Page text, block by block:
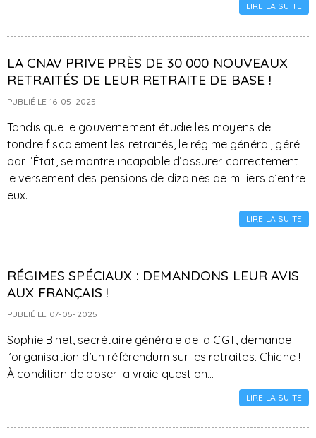
LIRE LA SUITE
LA CNAV PRIVE PRÈS DE 30 000 NOUVEAUX
RETRAITÉS DE LEUR RETRAITE DE BASE !
PUBLIÉ LE 16-05-2025
Tandis que le gouvernement étudie les moyens de
tondre fiscalement les retraités, le régime général, géré
par l’État, se montre incapable d’assurer correctement
le versement des pensions de dizaines de milliers d’entre
eux.
LIRE LA SUITE
RÉGIMES SPÉCIAUX : DEMANDONS LEUR AVIS
AUX FRANÇAIS !
PUBLIÉ LE 07-05-2025
Sophie Binet, secrétaire générale de la CGT, demande
l’organisation d’un référendum sur les retraites. Chiche !
À condition de poser la vraie question…
LIRE LA SUITE